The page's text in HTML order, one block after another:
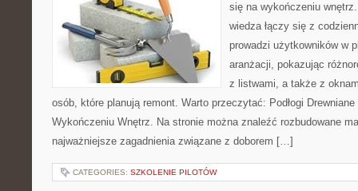
się na wykończeniu
wiedza łączy się z
prowadzi użytkowników w
aranżacji, pokazując
z listwami, a także z
osób, które planują remont. Warto przeczytać: Podłogi
Wykończeniu Wnętrz. Na stronie można znaleźć rozbudowane
najważniejsze zagadnienia związane z doborem […]
CATEGORIES: SZKOLENIE PILOTÓW